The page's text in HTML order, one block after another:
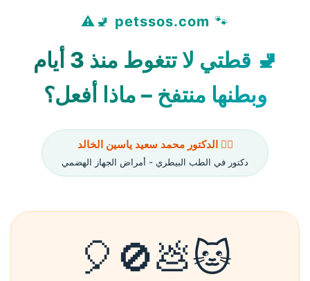
🐾
petssos.com
🚽⚠️
🚽 قطتي لا تتغوط منذ 3 أيام
وبطنها منتفخ – ماذا أفعل؟
👨‍⚕️ الدكتور محمد سعيد ياسين الخالد
دكتور في الطب البيطري - أمراض الجهاز الهضمي
🐱💩🚫🎈